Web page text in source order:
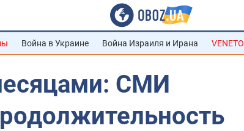
Война в Украине Война Израиля и Ирана VENETO
СМИ